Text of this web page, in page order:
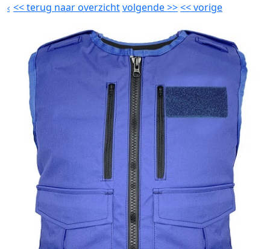
<<terug naar overzichtvolgende>><<vorige